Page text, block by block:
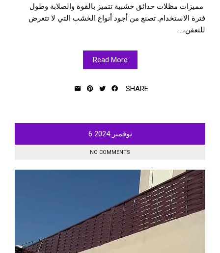
مميزات مظلات حدائق خشبية تتميز بالقوة والصلابة وطول
فترة الاستخدام. تصنع من أجود أنواع الخشب التي لا تتعرض
للتعفن،...
Read More
SHARE
نوفمبر 6 2024
NO COMMENTS